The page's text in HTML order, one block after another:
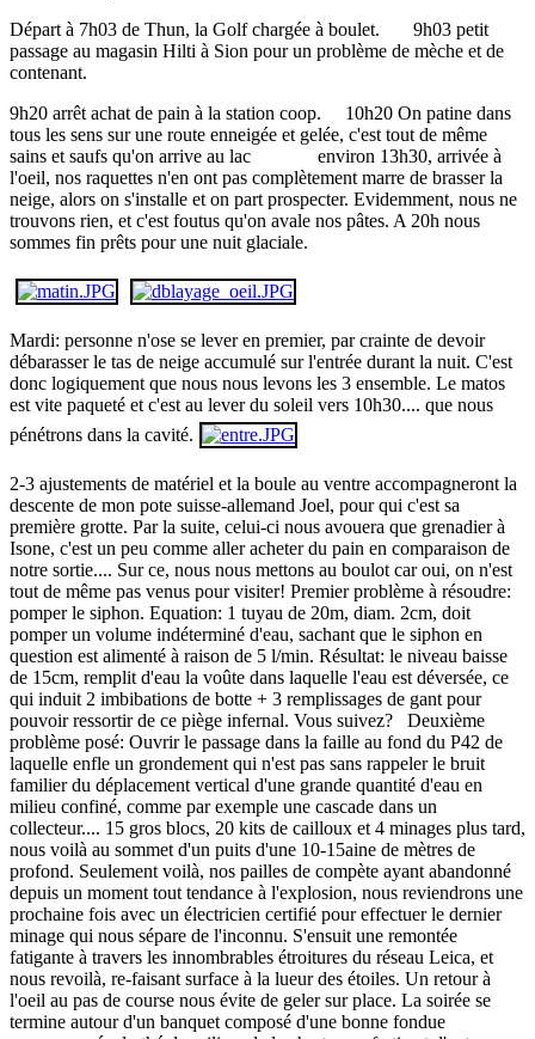
Départ à 7h03 de Thun, la Golf chargée à boulet. 9h03 petit
passage au magasin Hilti à Sion pour un problème de mèche et de
contenant.
9h20 arrêt achat de pain à la station coop. 10h20 On patine dans
tous les sens sur une route enneigée et gelée, c'est tout de même
sains et saufs qu'on arrive au lac environ 13h30, arrivée à
l'oeil, nos raquettes n'en ont pas complètement marre de brasser la
neige, alors on s'installe et on part prospecter. Evidemment, nous ne
trouvons rien, et c'est foutus qu'on avale nos pâtes. A 20h nous
sommes fin prêts pour une nuit glaciale.
Mardi: personne n'ose se lever en premier, par crainte de devoir
débarasser le tas de neige accumulé sur l'entrée durant la nuit. C'est
donc logiquement que nous nous levons les 3 ensemble. Le matos
est vite paqueté et c'est au lever du soleil vers 10h30.... que nous
pénétrons dans la cavité.
2-3 ajustements de matériel et la boule au ventre accompagneront la
descente de mon pote suisse-allemand Joel, pour qui c'est sa
première grotte. Par la suite, celui-ci nous avouera que grenadier à
Isone, c'est un peu comme aller acheter du pain en comparaison de
notre sortie.... Sur ce, nous nous mettons au boulot car oui, on n'est
tout de même pas venus pour visiter! Premier problème à résoudre:
pomper le siphon. Equation: 1 tuyau de 20m, diam. 2cm, doit
pomper un volume indéterminé d'eau, sachant que le siphon en
question est alimenté à raison de 5 l/min. Résultat: le niveau baisse
de 15cm, remplit d'eau la voûte dans laquelle l'eau est déversée, ce
qui induit 2 imbibations de botte + 3 remplissages de gant pour
pouvoir ressortir de ce piège infernal. Vous suivez? Deuxième
problème posé: Ouvrir le passage dans la faille au fond du P42 de
laquelle enfle un grondement qui n'est pas sans rappeler le bruit
familier du déplacement vertical d'une grande quantité d'eau en
milieu confiné, comme par exemple une cascade dans un
collecteur.... 15 gros blocs, 20 kits de cailloux et 4 minages plus tard,
nous voilà au sommet d'un puits d'une 10-15aine de mètres de
profond. Seulement voilà, nos pailles de compète ayant abandonné
depuis un moment tout tendance à l'explosion, nous reviendrons une
prochaine fois avec un électricien certifié pour effectuer le dernier
minage qui nous sépare de l'inconnu. S'ensuit une remontée
fatigante à travers les innombrables étroitures du réseau Leica, et
nous revoilà, re-faisant surface à la lueur des étoiles. Un retour à
l'oeil au pas de course nous évite de geler sur place. La soirée se
termine autour d'un banquet composé d'une bonne fondue